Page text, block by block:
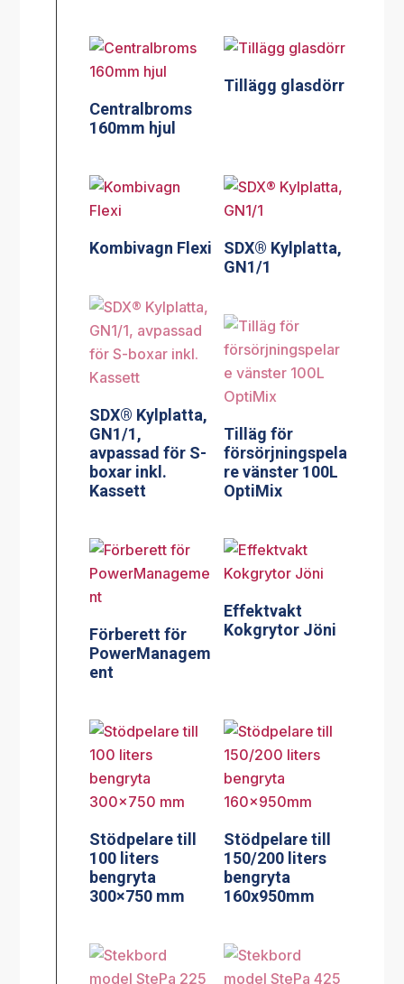
Centralbroms
160mm hjul
Tillägg glasdörr
Kombivagn Flexi
SDX® Kylplatta,
GN1/1
SDX® Kylplatta,
GN1/1,
avpassad för S-
boxar inkl.
Kassett
Tilläg för
försörjningspela
re vänster 100L
OptiMix
Förberett för
PowerManagem
ent
Effektvakt
Kokgrytor Jöni
Stödpelare till
100 liters
bengryta
300×750 mm
Stödpelare till
150/200 liters
bengryta
160x950mm